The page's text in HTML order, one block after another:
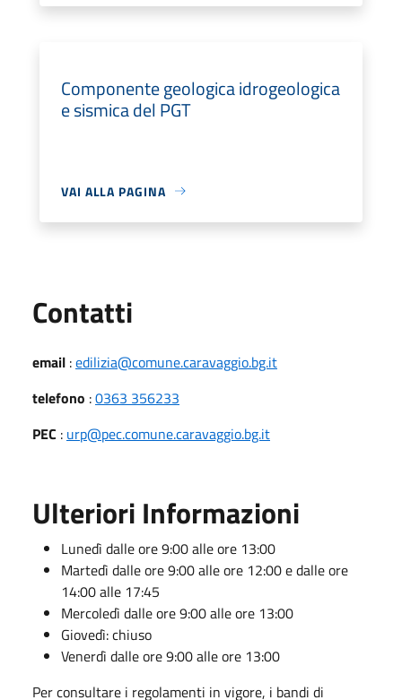
Componente geologica idrogeologica
e sismica del PGT
VAI ALLA PAGINA
Contatti
email :edilizia@comune.caravaggio.bg.it
telefono :0363 356233
PEC : urp@pec.comune.caravaggio.bg.it
Ulteriori Informazioni
Lunedì dalle ore 9:00 alle ore 13:00
Martedì dalle ore 9:00 alle ore 12:00 e dalle ore
14:00 alle 17:45
Mercoledì dalle ore 9:00 alle ore 13:00
Giovedì: chiuso
Venerdì dalle ore 9:00 alle ore 13:00
Per consultare i regolamenti in vigore, i bandi di